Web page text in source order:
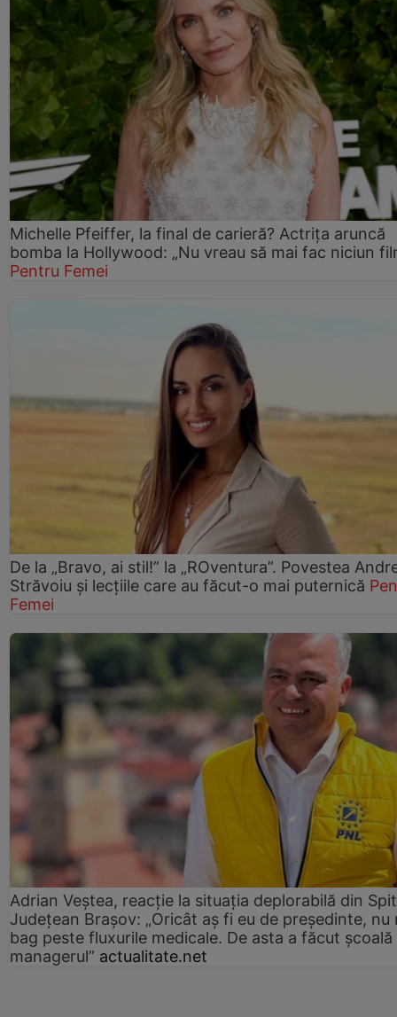
Michelle Pfeiffer, la final de carieră? Actrița aruncă
bomba la Hollywood: „Nu vreau să mai fac niciun
Pentru Femei
De la „Bravo, ai stil!” la „ROventura”. Povestea
Străvoiu și lecțiile care au făcut-o mai puternică
Femei
Adrian Veștea, reacție la situația deplorabilă din
Județean Brașov: „Oricât aș fi eu de președinte, nu
bag peste fluxurile medicale. De asta a făcut școală
managerul” actualitate.net